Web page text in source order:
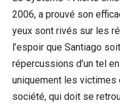
2006, a prouvé son
yeux sont rivés sur les
l’espoir que Santiago
répercussions d’un tel
uniquement les victimes
société, qui doit se